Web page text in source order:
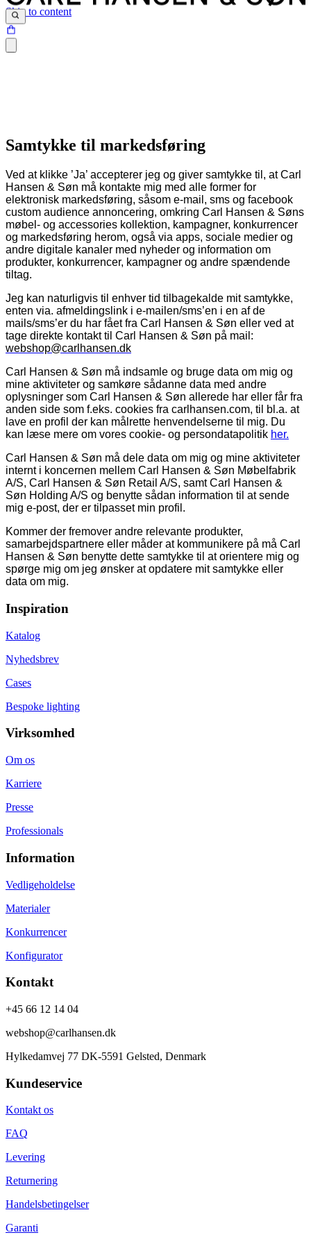
Skip to content
Samtykke til markedsføring
Ved at klikke ’Ja’ accepterer jeg og giver samtykke til, at Carl
Hansen & Søn må kontakte mig med alle former for
elektronisk markedsføring, såsom e-mail, sms og facebook
custom audience annoncering, omkring Carl Hansen & Søns
møbel- og accessories kollektion, kampagner, konkurrencer
og markedsføring herom, også via apps, sociale medier og
andre digitale kanaler med nyheder og information om
produkter, konkurrencer, kampagner og andre spændende
tiltag.
Jeg kan naturligvis til enhver tid tilbagekalde mit samtykke,
enten via. afmeldingslink i e-mailen/sms’en i en af de
mails/sms’er du har fået fra Carl Hansen & Søn eller ved at
tage direkte kontakt til Carl Hansen & Søn på mail:
webshop@carlhansen.dk
Carl Hansen & Søn må indsamle og bruge data om mig og
mine aktiviteter og samkøre sådanne data med andre
oplysninger som Carl Hansen & Søn allerede har eller får fra
anden side som f.eks. cookies fra carlhansen.com, til bl.a. at
lave en profil der kan målrette henvendelserne til mig. Du
kan læse mere om vores cookie- og persondatapolitik her.
Carl Hansen & Søn må dele data om mig og mine aktiviteter
internt i koncernen mellem Carl Hansen & Søn Møbelfabrik
A/S, Carl Hansen & Søn Retail A/S, samt Carl Hansen &
Søn Holding A/S og benytte sådan information til at sende
mig e-post, der er tilpasset min profil.
Kommer der fremover andre relevante produkter,
samarbejdspartnere eller måder at kommunikere på må Carl
Hansen & Søn benytte dette samtykke til at orientere mig og
spørge mig om jeg ønsker at opdatere mit samtykke eller
data om mig.
Inspiration
Katalog
Nyhedsbrev
Cases
Bespoke lighting
Virksomhed
Om os
Karriere
Presse
Professionals
Information
Vedligeholdelse
Materialer
Konkurrencer
Konfigurator
Kontakt
+45 66 12 14 04
webshop@carlhansen.dk
Hylkedamvej 77 DK-5591 Gelsted, Denmark
Kundeservice
Kontakt os
FAQ
Levering
Returnering
Handelsbetingelser
Garanti